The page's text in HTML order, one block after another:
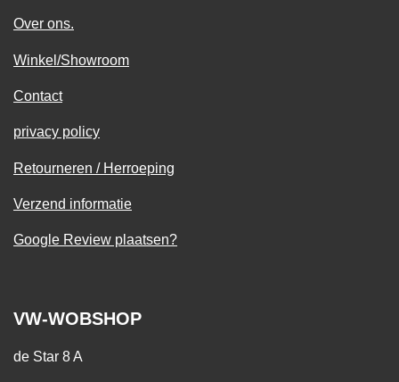
Over ons.
Winkel/Showroom
Contact
privacy policy
Retourneren / Herroeping
Verzend informatie
Google Review plaatsen?
VW-WOBSHOP
de Star 8 A